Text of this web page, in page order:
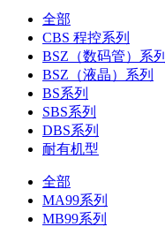
全部
CBS 程控系列
BSZ（数码管）系列
BSZ（液晶）系列
BS系列
SBS系列
DBS系列
耐有机型
全部
MA99系列
MB99系列